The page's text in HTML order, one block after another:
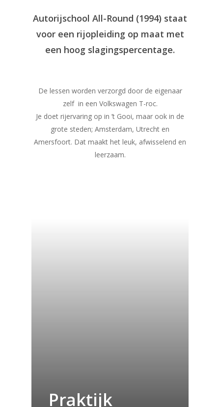
Autorijschool All-Round (1994) staat
voor een rijopleiding op maat met
een hoog slagingspercentage.
De lessen worden verzorgd door de eigenaar
zelf in een Volkswagen T-roc.
Je doet rijervaring op in ’t Gooi, maar ook in de
grote steden; Amsterdam, Utrecht en
Amersfoort. Dat maakt het leuk, afwisselend en
leerzaam.
Praktijk